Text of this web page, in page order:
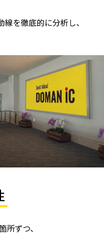
を徹底的に分析し、
ずつ、